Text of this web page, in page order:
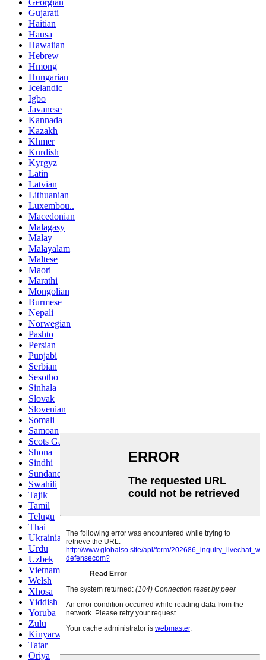
Gujarati
Haitian
Hausa
Hawaiian
Hebrew
Hmong
Hungarian
Icelandic
Igbo
Javanese
Kannada
Kazakh
Khmer
Kurdish
Kyrgyz
Latin
Latvian
Lithuanian
Luxembou..
Macedonian
Malagasy
Malay
Malayalam
Maltese
Maori
Marathi
Mongolian
Burmese
Nepali
Norwegian
Pashto
Persian
Punjabi
Serbian
Sesotho
Sinhala
Slovak
Slovenian
Somali
Samoan
Scots Gaelic
Shona
Sindhi
Sundanese
Swahili
Tajik
Tamil
Telugu
Thai
Ukrainian
Urdu
Uzbek
Vietnamese
Welsh
Xhosa
Yiddish
Yoruba
Zulu
Kinyarwanda
Tatar
Oriya